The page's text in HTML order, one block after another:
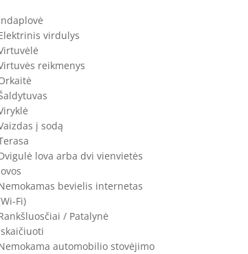
virdulys
reikmenys
į sodą
lova arba dvi vienvietės
bevielis internetas
Fi)
/ Patalynė
automobilio stovėjimo